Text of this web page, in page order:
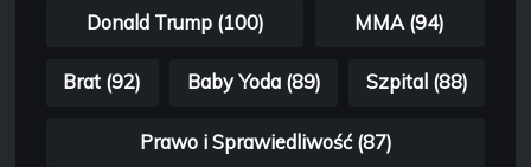
Donald Trump (100) MMA (94)
Brat (92) Baby Yoda (89) Szpital (88)
Prawo i Sprawiedliwość (87)